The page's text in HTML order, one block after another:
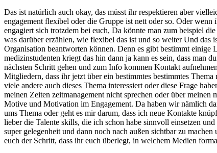
Das ist natürlich auch okay, das müsst ihr respektieren aber
engagement flexibel oder die Gruppe ist nett oder so. Oder
engagiert sich trotzdem bei euch, Da könnte man zum beispiel
was darüber erzählen, wie flexibel das ist und so weiter Und das
Organisation beantworten können. Denn es gibt bestimmt einige
medizinstudenten kriegt das hin dann ja kann es sein, dass man
nächsten Schritt gehen und zum Info kommen Kontakt
Mitgliedern, dass ihr jetzt über ein bestimmtes bestimmtes
viele andere auch dieses Thema interessiert oder diese Frage
meinen Zeiten zeitmanagement nicht sprechen oder über
Motive und Motivation im Engagement. Da haben wir nämlich
ums Thema oder geht es mir darum, dass ich neue Kontakte
lieber die Talente skills, die ich schon habe sinnvoll einsetzen
super gelegenheit und dann noch nach außen sichtbar zu
euch der Schritt, dass ihr euch überlegt, in welchem Medien